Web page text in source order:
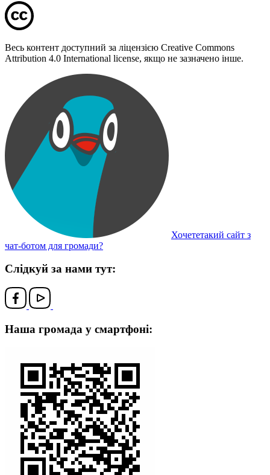
Весь контент доступний за ліцензією Creative Commons
Attribution 4.0 International license, якщо не зазначено інше.
Хочететакий сайт з
чат-ботом для громади?
Слідкуй за нами тут:
Наша громада у смартфоні: